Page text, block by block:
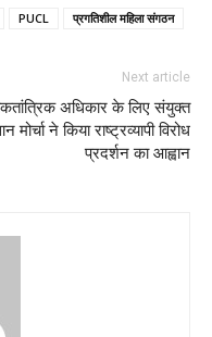
PUCL प्रगतिशील महिला संगठन
Next article
अधिकार के लिए संयुक्त
मोर्चा ने किया राष्ट्रव्यापी विरोध
प्रदर्शन का आह्वान